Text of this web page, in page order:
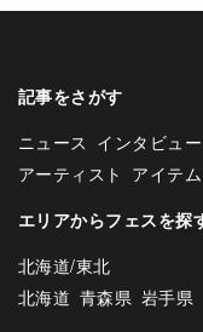
記事をさがす
ニュース インタビュー
アーティスト アイテム
エリアからフェスを探
北海道/東北
北海道 青森県 岩手県